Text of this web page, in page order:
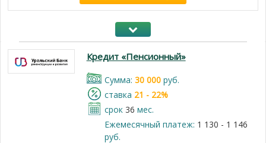
Кредит «Пенсионный»
Cумма: 30 000руб.
cтавка 21 - 22%
срок 36 мес.
Ежемесячный платеж: 1 130 - 1 146
руб.